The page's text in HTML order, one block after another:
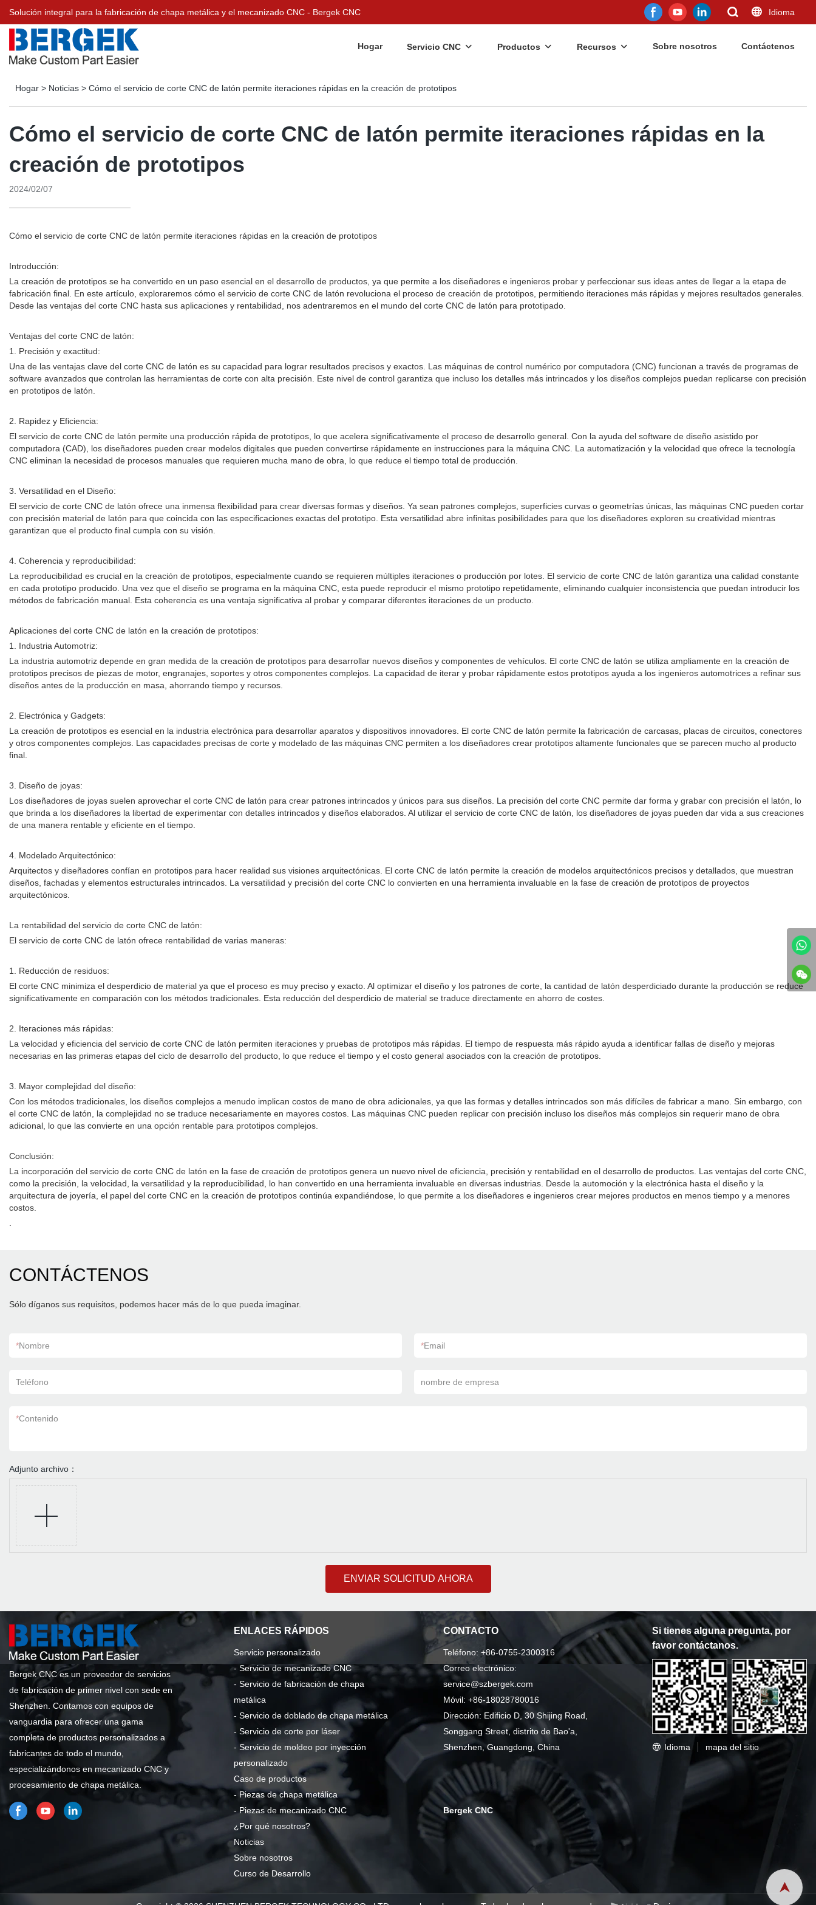
Solución integral para la fabricación de chapa metálica y el mecanizado CNC - Bergek CNC Idioma
Hogar Servicio CNC Productos Recursos Sobre nosotros Contáctenos
Hogar > Noticias > Cómo el servicio de corte CNC de latón permite iteraciones rápidas en la creación de prototipos
Cómo el servicio de corte CNC de latón permite iteraciones rápidas en la
creación de prototipos
2024/02/07
Cómo el servicio de corte CNC de latón permite iteraciones rápidas en la creación de prototipos
Introducción:
La creación de prototipos se ha convertido en un paso esencial en el desarrollo de productos, ya que permite a los diseñadores e ingenieros probar y perfeccionar sus ideas antes de llegar a la etapa de
fabricación final. En este artículo, exploraremos cómo el servicio de corte CNC de latón revoluciona el proceso de creación de prototipos, permitiendo iteraciones más rápidas y mejores resultados generales.
Desde las ventajas del corte CNC hasta sus aplicaciones y rentabilidad, nos adentraremos en el mundo del corte CNC de latón para prototipado.
Ventajas del corte CNC de latón:
1. Precisión y exactitud:
Una de las ventajas clave del corte CNC de latón es su capacidad para lograr resultados precisos y exactos. Las máquinas de control numérico por computadora (CNC) funcionan a través de programas de
software avanzados que controlan las herramientas de corte con alta precisión. Este nivel de control garantiza que incluso los detalles más intrincados y los diseños complejos puedan replicarse con precisión
en prototipos de latón.
2. Rapidez y Eficiencia:
El servicio de corte CNC de latón permite una producción rápida de prototipos, lo que acelera significativamente el proceso de desarrollo general. Con la ayuda del software de diseño asistido por
computadora (CAD), los diseñadores pueden crear modelos digitales que pueden convertirse rápidamente en instrucciones para la máquina CNC. La automatización y la velocidad que ofrece la tecnología
CNC eliminan la necesidad de procesos manuales que requieren mucha mano de obra, lo que reduce el tiempo total de producción.
3. Versatilidad en el Diseño:
El servicio de corte CNC de latón ofrece una inmensa flexibilidad para crear diversas formas y diseños. Ya sean patrones complejos, superficies curvas o geometrías únicas, las máquinas CNC pueden cortar
con precisión material de latón para que coincida con las especificaciones exactas del prototipo. Esta versatilidad abre infinitas posibilidades para que los diseñadores exploren su creatividad mientras
garantizan que el producto final cumpla con su visión.
4. Coherencia y reproducibilidad:
La reproducibilidad es crucial en la creación de prototipos, especialmente cuando se requieren múltiples iteraciones o producción por lotes. El servicio de corte CNC de latón garantiza una calidad constante
en cada prototipo producido. Una vez que el diseño se programa en la máquina CNC, esta puede reproducir el mismo prototipo repetidamente, eliminando cualquier inconsistencia que puedan introducir los
métodos de fabricación manual. Esta coherencia es una ventaja significativa al probar y comparar diferentes iteraciones de un producto.
Aplicaciones del corte CNC de latón en la creación de prototipos:
1. Industria Automotriz:
La industria automotriz depende en gran medida de la creación de prototipos para desarrollar nuevos diseños y componentes de vehículos. El corte CNC de latón se utiliza ampliamente en la creación de
prototipos precisos de piezas de motor, engranajes, soportes y otros componentes complejos. La capacidad de iterar y probar rápidamente estos prototipos ayuda a los ingenieros automotrices a refinar sus
diseños antes de la producción en masa, ahorrando tiempo y recursos.
2. Electrónica y Gadgets:
La creación de prototipos es esencial en la industria electrónica para desarrollar aparatos y dispositivos innovadores. El corte CNC de latón permite la fabricación de carcasas, placas de circuitos, conectores
y otros componentes complejos. Las capacidades precisas de corte y modelado de las máquinas CNC permiten a los diseñadores crear prototipos altamente funcionales que se parecen mucho al producto
final.
3. Diseño de joyas:
Los diseñadores de joyas suelen aprovechar el corte CNC de latón para crear patrones intrincados y únicos para sus diseños. La precisión del corte CNC permite dar forma y grabar con precisión el latón, lo
que brinda a los diseñadores la libertad de experimentar con detalles intrincados y diseños elaborados. Al utilizar el servicio de corte CNC de latón, los diseñadores de joyas pueden dar vida a sus creaciones
de una manera rentable y eficiente en el tiempo.
4. Modelado Arquitectónico:
Arquitectos y diseñadores confían en prototipos para hacer realidad sus visiones arquitectónicas. El corte CNC de latón permite la creación de modelos arquitectónicos precisos y detallados, que muestran
diseños, fachadas y elementos estructurales intrincados. La versatilidad y precisión del corte CNC lo convierten en una herramienta invaluable en la fase de creación de prototipos de proyectos
arquitectónicos.
La rentabilidad del servicio de corte CNC de latón:
El servicio de corte CNC de latón ofrece rentabilidad de varias maneras:
1. Reducción de residuos:
El corte CNC minimiza el desperdicio de material ya que el proceso es muy preciso y exacto. Al optimizar el diseño y los patrones de corte, la cantidad de latón desperdiciado durante la producción se reduce
significativamente en comparación con los métodos tradicionales. Esta reducción del desperdicio de material se traduce directamente en ahorro de costes.
2. Iteraciones más rápidas:
La velocidad y eficiencia del servicio de corte CNC de latón permiten iteraciones y pruebas de prototipos más rápidas. El tiempo de respuesta más rápido ayuda a identificar fallas de diseño y mejoras
necesarias en las primeras etapas del ciclo de desarrollo del producto, lo que reduce el tiempo y el costo general asociados con la creación de prototipos.
3. Mayor complejidad del diseño:
Con los métodos tradicionales, los diseños complejos a menudo implican costos de mano de obra adicionales, ya que las formas y detalles intrincados son más difíciles de fabricar a mano. Sin embargo, con
el corte CNC de latón, la complejidad no se traduce necesariamente en mayores costos. Las máquinas CNC pueden replicar con precisión incluso los diseños más complejos sin requerir mano de obra
adicional, lo que las convierte en una opción rentable para prototipos complejos.
Conclusión:
La incorporación del servicio de corte CNC de latón en la fase de creación de prototipos genera un nuevo nivel de eficiencia, precisión y rentabilidad en el desarrollo de productos. Las ventajas del corte CNC,
como la precisión, la velocidad, la versatilidad y la reproducibilidad, lo han convertido en una herramienta invaluable en diversas industrias. Desde la automoción y la electrónica hasta el diseño y la
arquitectura de joyería, el papel del corte CNC en la creación de prototipos continúa expandiéndose, lo que permite a los diseñadores e ingenieros crear mejores productos en menos tiempo y a menores
costos.
CONTÁCTENOS
Sólo díganos sus requisitos, podemos hacer más de lo que pueda imaginar.
*Nombre *Email
Teléfono nombre de empresa
*Contenido
Adjunto archivo：
ENVIAR SOLICITUD AHORA
Bergek CNC es un proveedor de servicios
de fabricación de primer nivel con sede en
Shenzhen. Contamos con equipos de
vanguardia para ofrecer una gama
completa de productos personalizados a
fabricantes de todo el mundo,
especializándonos en mecanizado CNC y
procesamiento de chapa metálica.
ENLACES RÁPIDOS
Servicio personalizado
- Servicio de mecanizado CNC
- Servicio de fabricación de chapa
metálica
- Servicio de doblado de chapa metálica
- Servicio de corte por láser
- Servicio de moldeo por inyección
personalizado
Caso de productos
- Piezas de chapa metálica
- Piezas de mecanizado CNC
¿Por qué nosotros?
Noticias
Sobre nosotros
Curso de Desarrollo
CONTACTO
Teléfono: +86-0755-2300316
Correo electrónico:
service@szbergek.com
Móvil: +86-18028780016
Dirección: Edificio D, 30 Shijing Road,
Songgang Street, distrito de Bao'a,
Shenzhen, Guangdong, China
Bergek CNC
Si tienes alguna pregunta, por
favor contáctanos.
Idioma mapa del sitio